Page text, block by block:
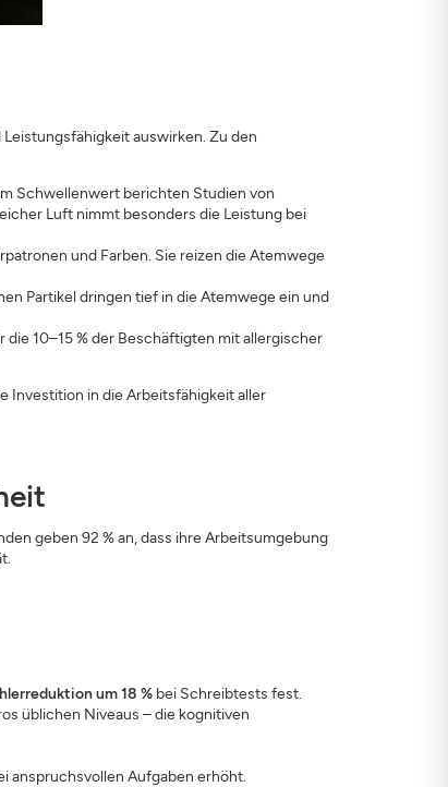
auswirken. Zu den
Schwellenwert berichten Studien von
Luft nimmt besonders die Leistung bei
und Farben. Sie reizen die Atemwege
Partikel dringen tief in die Atemwege ein und
10–15 % der Beschäftigten mit allergischer
Investition in die Arbeitsfähigkeit aller
geben 92 % an, dass ihre Arbeitsumgebung
um 18 %bei Schreibtests fest.
üblichen Niveaus – die kognitiven
anspruchsvollen Aufgaben erhöht.